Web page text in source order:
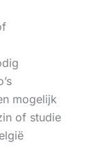
mogelijk
of studie